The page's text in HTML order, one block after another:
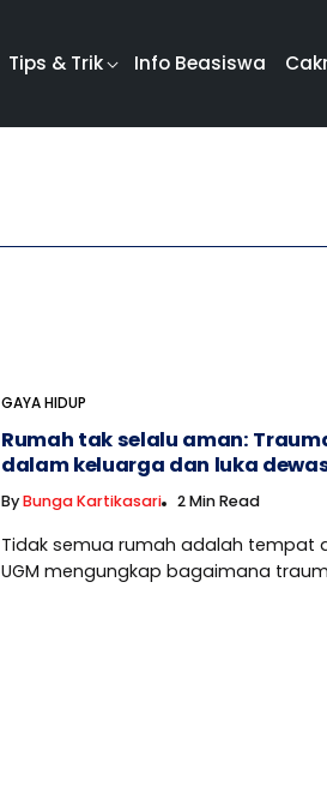
Tips & Trik Info Beasiswa
GAYA HIDUP
Rumah tak selalu aman:
dalam keluarga dan luka
ByBunga Kartikasari 2 Min Read
Tidak semua rumah adalah tempat
UGM mengungkap bagaimana